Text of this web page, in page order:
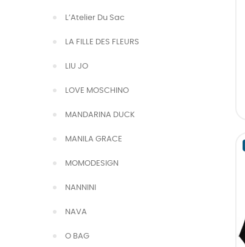
L’Atelier Du Sac
LA FILLE DES FLEURS
LIU JO
LOVE MOSCHINO
MANDARINA DUCK
MANILA GRACE
MOMODESIGN
NANNINI
NAVA
O BAG